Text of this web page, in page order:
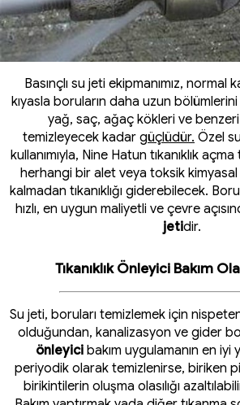
Basınçlı su jeti ekipmanımız, normal
kıyasla boruların daha uzun
yağ, saç, ağaç kökleri ve
temizleyecek kadar güçlüdür. Özel
kullanımıyla, Nine Hatun tıkanıklık
herhangi bir alet veya toksik
kalmadan tıkanıklığı giderebilecek.
hızlı, en uygun maliyetli ve çevre
jetidir.
Tıkanıklık Önleyici Bakım
Su jeti, boruları temizlemek için
olduğundan, kanalizasyon ve gider
önleyici bakım uygulamanın en
periyodik olarak temizlenirse, biriken
birikintilerin oluşma olasılığı